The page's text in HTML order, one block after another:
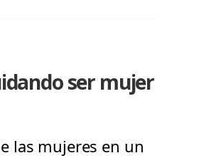
ser mujer
las mujeres en un